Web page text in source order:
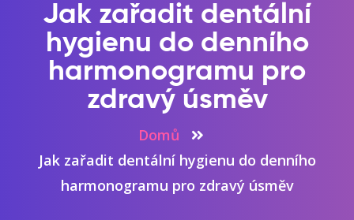
Jak zařadit dentální
hygienu do denního
harmonogramu pro
zdravý úsměv
Domů
Jak zařadit dentální hygienu do denního
harmonogramu pro zdravý úsměv